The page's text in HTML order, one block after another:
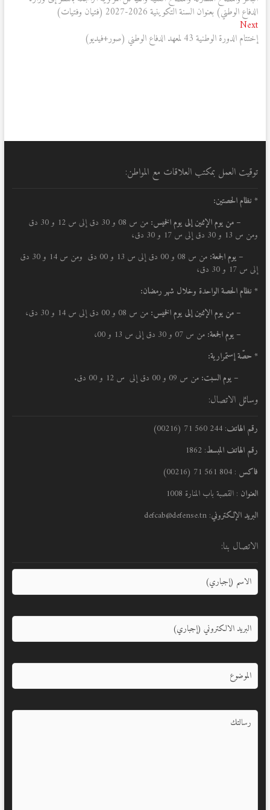
الدفاع الوطني) بعنوان السنة التكوينية 2026-2027 (فتيان وفتيات)
Next
Next
post:
إختتام الدورة الوطنية 43 لمعهد الدفاع الوطني (صور+فيديو)
توقيت العمل بمكتب العلاقات مع المواطن:
* نظام الحصتين:
– من يوم الإثنين إلى يوم الخميس:
من س 08 و 30 دق إلى س 12 و 30 دق
ومن س 13 و 30 دق إلى س 17 و 30 دق،
– يوم الجمعة:
من س 08 و 00 دق إلى س 13 و 00 دق ومن س 14 و 30 دق
إلى س 17 و 30 دق،
* نظام الحصة الواحدة وخلال شهر رمضان:
– من يوم الإثنين إلى يوم الخميس: من س 08 و 00 دق إلى س 14 و 30 دق،
– يوم الجمعة: من س 07 و 30 دق إلى س 13 و 00،
* حصّة إستمرارية:
– يوم السبت: من س 09 و 00 دق إلى س 12 و 00 دق.
وسائل الاتصال:
رقم الهاتف: 244 560 71 (00216)
رقم الهاتف المبسط: 1862
فاكس : 804 561 71 (00216)
العنوان : القصبة باب المنارة 1008
البريد الإلكتروني: defcab@defense.tn
الاتصال بنا: